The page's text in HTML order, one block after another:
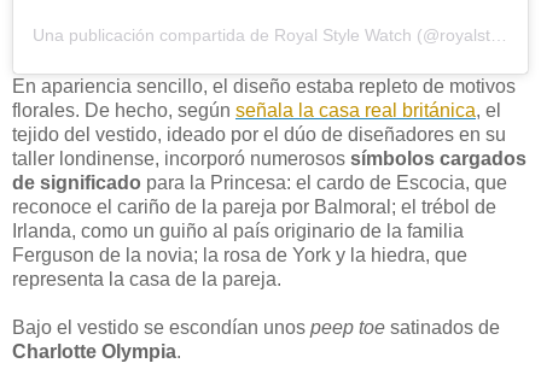
En apariencia sencillo, el diseño estaba repleto de motivos
florales. De hecho, según señala la casa real británica, el
tejido del vestido, ideado por el dúo de diseñadores en su
taller londinense, incorporó numerosos símbolos cargados
de significado para la Princesa: el cardo de Escocia, que
reconoce el cariño de la pareja por Balmoral; el trébol de
Irlanda, como un guiño al país originario de la familia
Ferguson de la novia; la rosa de York y la hiedra, que
representa la casa de la pareja.
Bajo el vestido se escondían unos peep toe satinados de
Charlotte Olympia.